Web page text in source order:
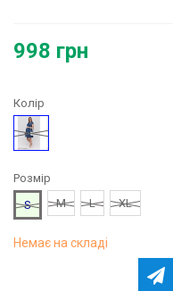
998 грн
Колір
Синій
Розмір
S
M L XL
Немає на складі